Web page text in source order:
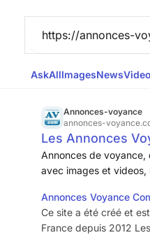
AskAllImagesNews
Annonces-voyance
annonces-
Les Annonces
et Audiotels de
Annonces de voyance,
avec images et
Annonces Voyance
Ce site a été créé et
France depuis 2012 Les